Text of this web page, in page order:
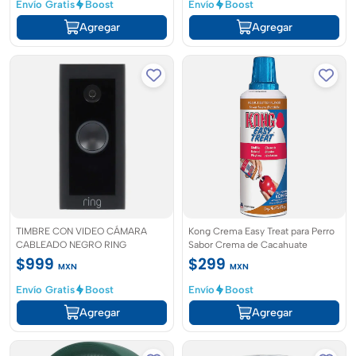
Envío Gratis Boost
Agregar
Envío Boost
Agregar
TIMBRE CON VIDEO CÁMARA
CABLEADO NEGRO RING
$999 MXN
Envío Gratis
Boost
Agregar
Kong Crema Easy Treat para Perro
Sabor Crema de Cacahuate
$299 MXN
Envío
Boost
Agregar